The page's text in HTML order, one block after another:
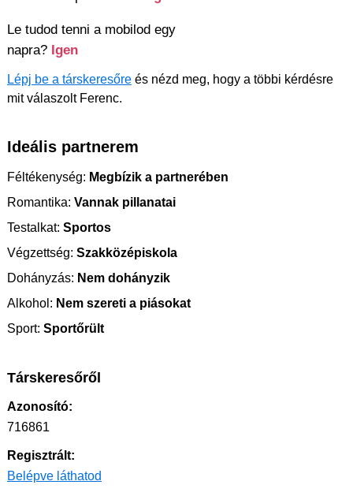
Le tudod tenni a mobilod egy
napra? Igen
Lépj be a társkeresőre és nézd meg, hogy a többi kérdésre
mit válaszolt Ferenc.
Ideális partnerem
Féltékenység: Megbízik a partnerében
Romantika: Vannak pillanatai
Testalkat: Sportos
Végzettség: Szakközépiskola
Dohányzás: Nem dohányzik
Alkohol: Nem szereti a piásokat
Sport: Sportőrült
Társkeresőről
Azonosító:
716861
Regisztrált:
Belépve láthatod